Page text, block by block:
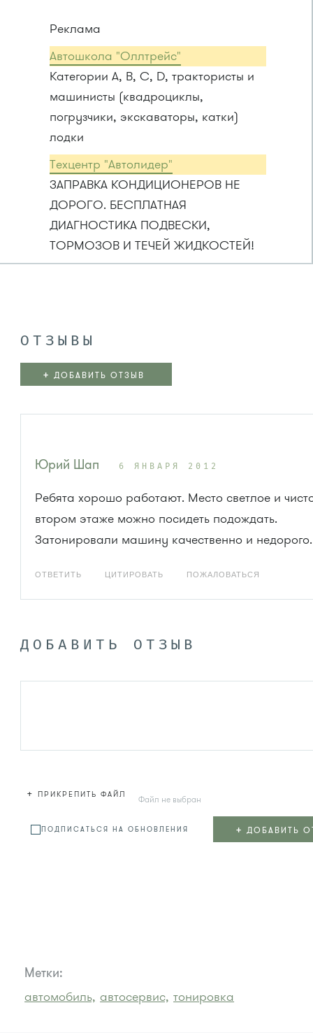
Реклама
Автошкола "Оллтрейс"
Категории A, B, C, D, трактористы и
машинисты (квадроциклы,
погрузчики, экскаваторы, катки)
лодки
Техцентр "Автолидер"
ЗАПРАВКА КОНДИЦИОНЕРОВ НЕ
ДОРОГО. БЕСПЛАТНАЯ
ДИАГНОСТИКА ПОДВЕСКИ,
ТОРМОЗОВ И ТЕЧЕЙ ЖИДКОСТЕЙ!
ОТЗЫВЫ
+ ДОБАВИТЬ ОТЗЫВ
Юрий Шап 6 ЯНВАРЯ 2012
Ребята хорошо работают. Место светлое и
втором этаже можно посидеть подождать.
Затонировали машину качественно и недорого.
ОТВЕТИТЬ ЦИТИРОВАТЬ ПОЖАЛОВАТЬСЯ
ДОБАВИТЬ ОТЗЫВ
+ ПРИКРЕПИТЬ ФАЙЛ Файл не выбран
ПОДПИСАТЬСЯ НА ОБНОВЛЕНИЯ + ДОБАВИТЬ
Метки:
автомобиль, автосервис, тонировка